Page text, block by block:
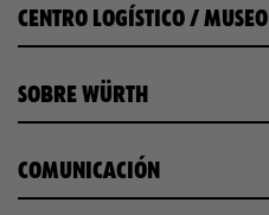
CENTRO LOGÍSTICO / MUSEO
SOBRE WÜRTH
COMUNICACIÓN